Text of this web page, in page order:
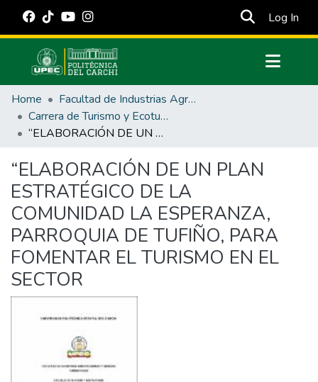
Log In
Communities & Collections
All of DSpace
Statistics
Estadísticas Externas
Manuales
Home
Facultad de Industrias Agropecuarias y Ciencias Ambientales
Carrera de Turismo y Ecoturimo
“ELABORACIÓN DE UN PLAN ESTRATÉGICO DE LA COMUNIDAD LA ESPERANZA, PARROQUIA DE TUFIÑO, PARA FOMENTAR EL TURISMO EN EL SECTOR
“ELABORACIÓN DE UN PLAN
ESTRATÉGICO DE LA
COMUNIDAD LA ESPERANZA,
PARROQUIA DE TUFIÑO, PARA
FOMENTAR EL TURISMO EN EL
SECTOR